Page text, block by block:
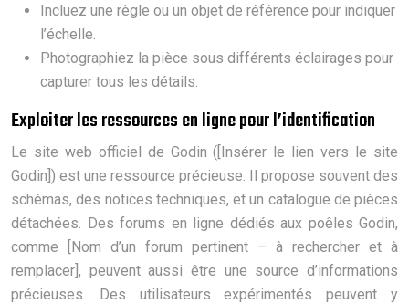
Incluez une règle ou un objet de référence pour indiquer
l’échelle.
Photographiez la pièce sous différents éclairages pour
capturer tous les détails.
Exploiter les ressources en ligne pour l’identification
Le site web officiel de Godin ([Insérer le lien vers le site
Godin]) est une ressource précieuse. Il propose souvent des
schémas, des notices techniques, et un catalogue de pièces
détachées. Des forums en ligne dédiés aux poêles Godin,
comme [Nom d’un forum pertinent – à rechercher et à
remplacer], peuvent aussi être une source d’informations
précieuses. Des utilisateurs expérimentés peuvent y